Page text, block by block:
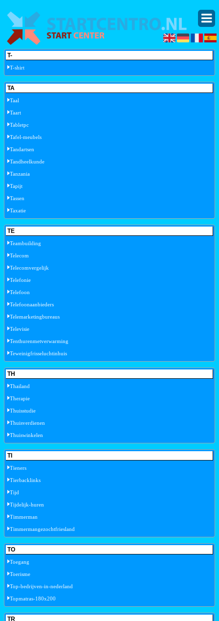
T-
T-shirt
TA
Taal
Taart
Tabletpc
Tafel-meubels
Tandartsen
Tandheelkunde
Tanzania
Tapijt
Tassen
Taxatie
TE
Teambuilding
Telecom
Telecomvergelijk
Telefonie
Telefoon
Telefoonaanbieders
Telemarketingbureaus
Televisie
Tenthurenmetverwarming
Teweinigfrisseluchtinhuis
TH
Thailand
Therapie
Thuisstudie
Thuisverdienen
Thuiswinkelen
TI
Tieners
Tierbacklinks
Tijd
Tijdelijk-huren
Timmerman
Timmermangezochtfriesland
TO
Toegang
Toerisme
Top-bedrijven-in-nederland
Topmatras-180x200
TR